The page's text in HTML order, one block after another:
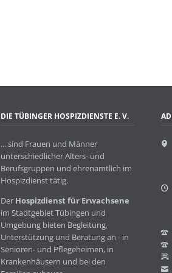
DIE TÜBINGER HOSPIZDIENSTE E. V.
... sind Frauen und Männer
unterschiedlicher Alters- und
Berufsgruppen und ehrenamtlich im
Hospizdienst tätig.
Der Hospizdienst für Erwachsene
im Stadtgebiet Tübingen und
Umgebung bieten Begleitung,
Unterstützung und Beratung an - in
Senioren- und Pflegeheimen, in
Krankenhäusern und bei den